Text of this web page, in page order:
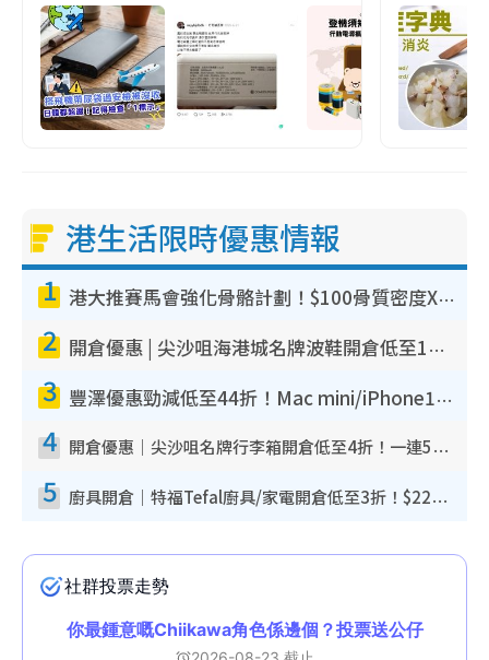
港生活限時優惠情報
1 港大推賽馬會強化骨骼計劃！$100骨質密度X光檢查 完成免費運動訓練送超市禮券！附參加資格
2 開倉優惠 | 尖沙咀海港城名牌波鞋開倉低至1折！On鞋$899起／Joy&Peace鞋履$98起
3 豐澤優惠勁減低至44折！Mac mini/iPhone17Pro大減價！廚房家電$220起
4 開倉優惠｜尖沙咀名牌行李箱開倉低至4折！一連5日 American Tourister/ace./Hallmark $200起！
5 廚具開倉｜特福Tefal廚具/家電開倉低至3折！$220起買平底鍋/炒鑊/湯煲！電飯煲/吸塵機/燙斗$418起